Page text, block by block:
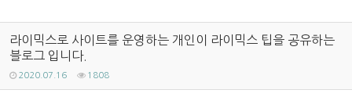
라이믹스로 사이트를 운영하는 개인이 라이믹스 팁을 공유하는
블로그 입니다.
2020.07.16 1808